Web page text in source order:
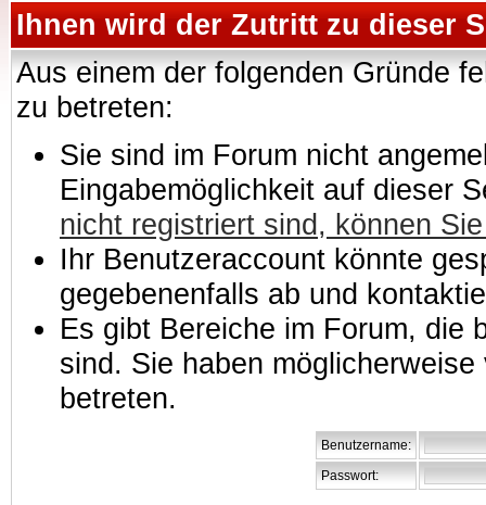
Ihnen wird der Zutritt zu dieser
Aus einem der folgenden Gründe
zu betreten:
Sie sind im Forum nicht
Eingabemöglichkeit auf dieser
nicht registriert sind, können
Ihr Benutzeraccount könnte
gegebenenfalls ab und
Es gibt Bereiche im Forum, die
sind. Sie haben
betreten.
Benutzername:
Passwort: